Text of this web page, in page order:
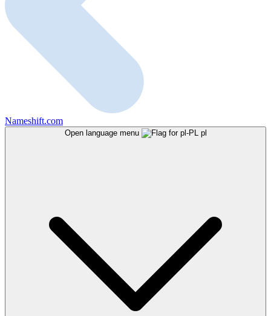
Nameshift.com
Open language menu pl